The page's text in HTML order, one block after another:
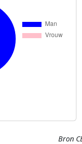
Bron